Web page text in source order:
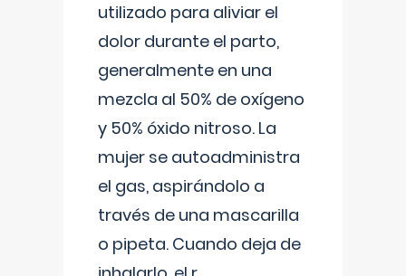
utilizado para aliviar el
dolor durante el parto,
generalmente en una
mezcla al 50% de oxígeno
y 50% óxido nitroso. La
mujer se autoadministra
el gas, aspirándolo a
través de una mascarilla
o pipeta. Cuando deja de